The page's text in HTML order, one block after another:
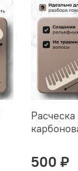
500 ₽